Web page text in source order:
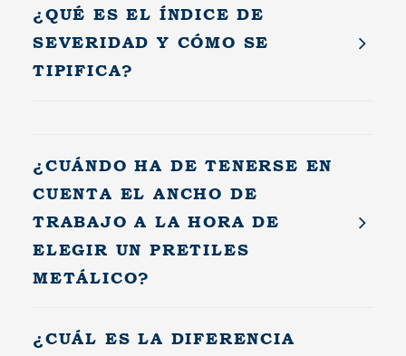
¿QUÉ ES EL ÍNDICE DE
SEVERIDAD Y CÓMO SE
TIPIFICA?
¿CUÁNDO HA DE TENERSE EN
CUENTA EL ANCHO DE
TRABAJO A LA HORA DE
ELEGIR UN PRETILES
METÁLICO?
¿CUÁL ES LA DIFERENCIA